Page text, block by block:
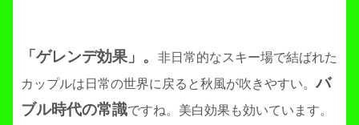
「ゲレンデ効果」。 非日常的なスキー場で結ばれた
カップルは日常の世界に戻ると秋風が吹きやすい。バ
ブル時代の常識ですね。美白効果も効いています。